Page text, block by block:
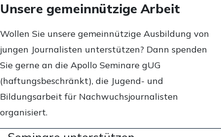
Unsere gemeinnützige Arbeit
Wollen Sie unsere gemeinnützige Ausbildung von
jungen Journalisten unterstützen? Dann spenden
Sie gerne an die Apollo Seminare gUG
(haftungsbeschränkt), die Jugend- und
Bildungsarbeit für Nachwuchsjournalisten
organisiert.